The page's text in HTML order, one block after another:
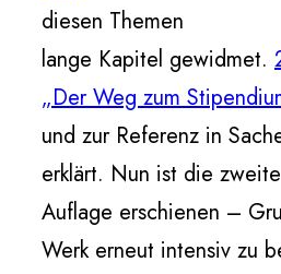
diesen Themen
lange Kapitel gewidmet.
„Der Weg zum
und zur Referenz in
erklärt. Nun ist die
Auflage erschienen –
Werk erneut intensiv zu